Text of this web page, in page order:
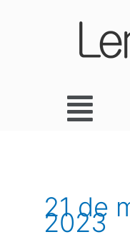
Main
Menu
21 de
2023